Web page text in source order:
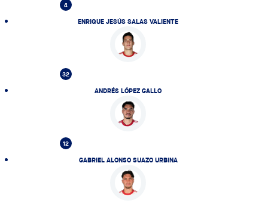
4
ENRIQUE JESÚS SALAS VALIENTE
32
ANDRÉS LÓPEZ GALLO
12
GABRIEL ALONSO SUAZO URBINA